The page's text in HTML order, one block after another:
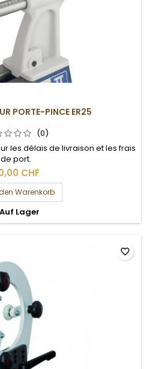
PORTE-PINCE ER25
(0)
les délais de livraison et les frais
de port.
CHF
Warenkorb
Auf Lager
favorite_border